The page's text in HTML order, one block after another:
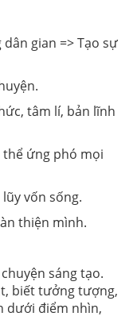
gian => Tạo sự
tâm lí, bản lĩnh
thể ứng phó mọi
vốn sống.
thiện mình.
sáng tạo.
biết tưởng tượng,
dưới điểm nhìn,